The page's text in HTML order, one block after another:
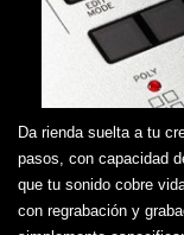
Da rienda suelta a tu
pasos, con capacidad
que tu sonido cobre
con regrabación y